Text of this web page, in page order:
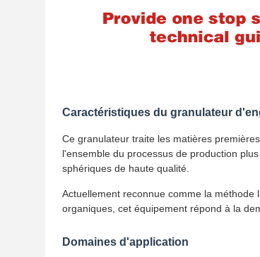
Caractéristiques du granulateur
Ce granulateur traite les matières
l'ensemble du processus de production
sphériques de haute qualité.
Actuellement reconnue comme la
organiques, cet équipement répond à la
Domaines d'application